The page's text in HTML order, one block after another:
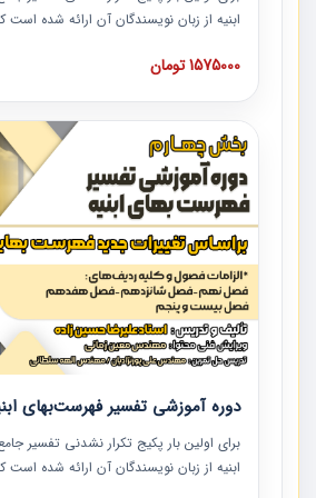
ابنیه از زبان نویسندگان آن ارائه شده
ردیف ها و مطالب فهرست بها تفسیر و
دوره به صورت کامل تصویری بوده و به
دوره با کلام مهندس علیرضاحسین‌زاده مدیر
مشاور در امر بازنگری فهرست بها رشته ابنیه
همکارانی که در حوزه صنعت ساخت در حال
توصیه می کنیم از مطالب این دوره استفاده
1575000 تومان
دوره آموزشی تفسیر فهرست‌بهای
برای اولین بار پکیج تکرار نشدنی تفسیر
ابنیه از زبان نویسندگان آن ارائه شده
ردیف ها و مطالب فهرست بها تفسیر و